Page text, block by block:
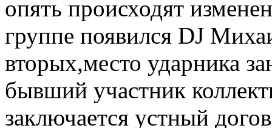
опять происходят
группе появился DJ
вторых,место ударника
бывший участник
заключается устный